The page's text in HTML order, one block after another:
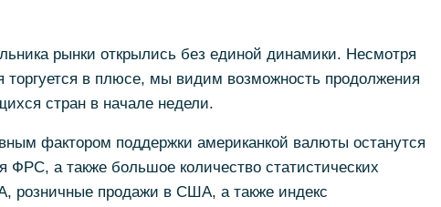
рынки открылись без единой динамики. Несмотря
торгуется в плюсе, мы видим возможность продолжения
стран в начале недели.
фактором поддержки американкой валюты останутся
ФРС, а также большое количество статистических
розничные продажи в США, а также индекс